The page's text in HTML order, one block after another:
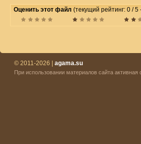
Оценить этот файл (текущий рейтинг: 0 / 5
© 2011-2026 | agama.su
При использовании материалов сайта активная